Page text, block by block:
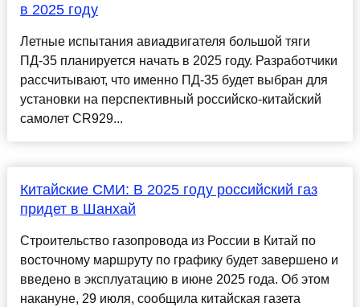
в 2025 году
Летные испытания авиадвигателя большой тяги
ПД-35 планируется начать в 2025 году. Разработчики
рассчитывают, что именно ПД-35 будет выбран для
установки на перспективный российско-китайский
самолет CR929...
Китайские СМИ: В 2025 году российский газ
придет в Шанхай
Строительство газопровода из России в Китай по
восточному маршруту по графику будет завершено и
введено в эксплуатацию в июне 2025 года. Об этом
накануне, 29 июля, сообщила китайская газета